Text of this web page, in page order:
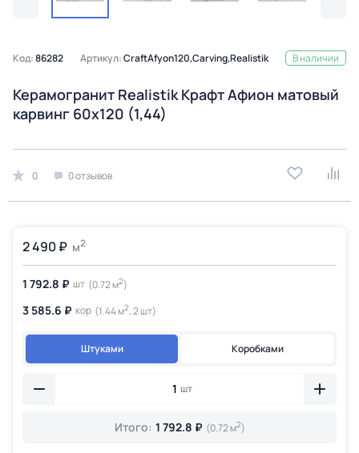
Код:86282 Артикул:CraftAfyon120,Carving,Realistik В наличии
Керамогранит Realistik Крафт Афион матовый
карвинг 60x120 (1,44)
0 0 отзывов
2 490 ₽ м2
1 792.8 ₽ шт (0.72 м2)
3 585.6 ₽ кор (1.44 м2, 2 шт)
Штуками Коробками
шт
Итого: 1 792.8 ₽ (0.72 м2)